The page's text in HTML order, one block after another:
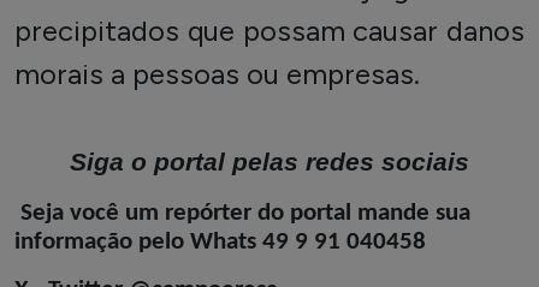
precipitados que possam causar danos
morais a pessoas ou empresas.
Siga o portal pelas redes sociais
Seja você um repórter do portal mande sua
informação pelo Whats 49 9 91 040458